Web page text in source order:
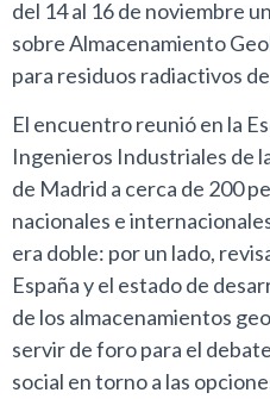
del 14 al 16 de noviembre
sobre Almacenamiento
para residuos radiactivos
El encuentro reunió en la
Ingenieros Industriales de
de Madrid a cerca de 200
nacionales e
era doble: por un lado,
España y el estado de
de los almacenamientos
servir de foro para el
social en torno a las